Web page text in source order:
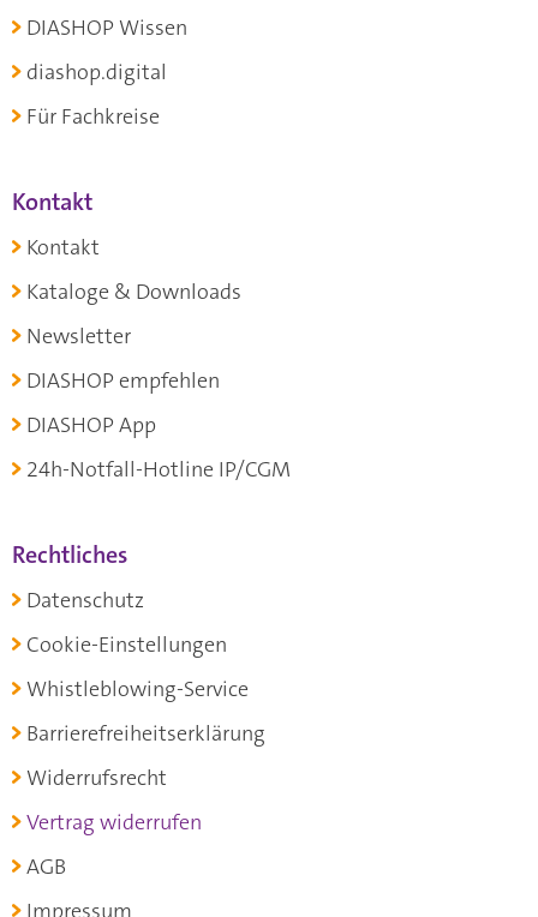
DIASHOP Wissen
diashop.digital
Für Fachkreise
Kontakt
Kontakt
Kataloge & Downloads
Newsletter
DIASHOP empfehlen
DIASHOP App
24h-Notfall-Hotline IP/CGM
Rechtliches
Datenschutz
Cookie-Einstellungen
Whistleblowing-Service
Barrierefreiheitserklärung
Widerrufsrecht
Vertrag widerrufen
AGB
Impressum